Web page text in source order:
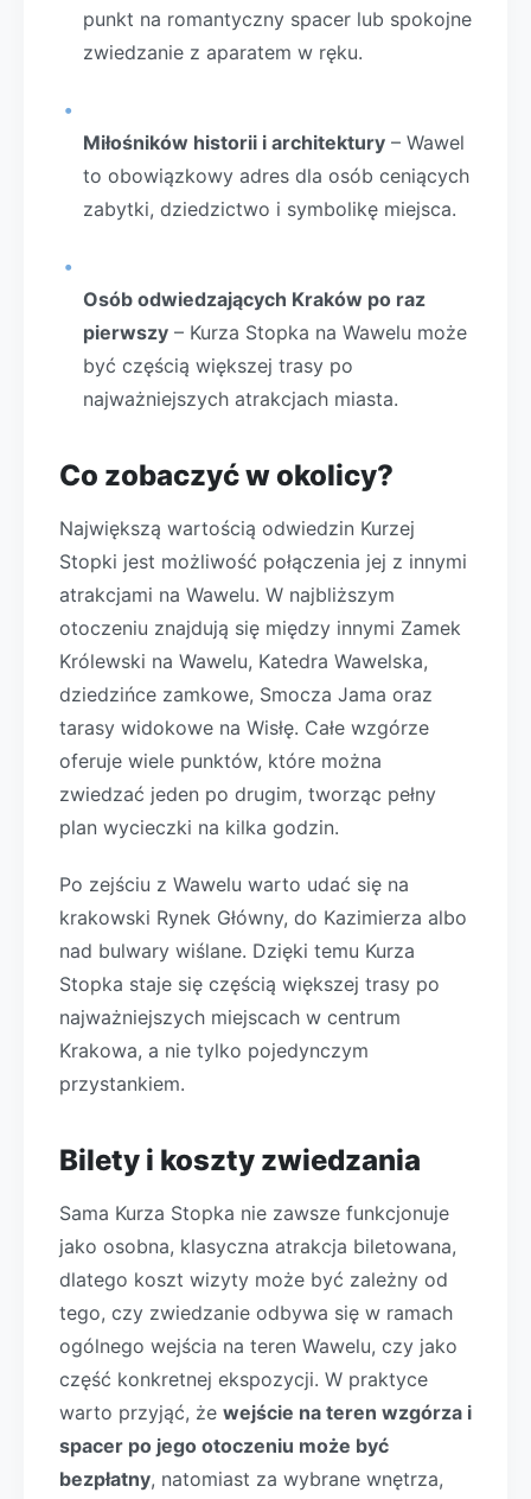
punkt na romantyczny spacer lub spokojne
zwiedzanie z aparatem w ręku.
Miłośników historii i architektury – Wawel
to obowiązkowy adres dla osób ceniących
zabytki, dziedzictwo i symbolikę miejsca.
Osób odwiedzających Kraków po raz
pierwszy – Kurza Stopka na Wawelu może
być częścią większej trasy po
najważniejszych atrakcjach miasta.
Co zobaczyć w okolicy?
Największą wartością odwiedzin Kurzej
Stopki jest możliwość połączenia jej z innymi
atrakcjami na Wawelu. W najbliższym
otoczeniu znajdują się między innymi Zamek
Królewski na Wawelu, Katedra Wawelska,
dziedzińce zamkowe, Smocza Jama oraz
tarasy widokowe na Wisłę. Całe wzgórze
oferuje wiele punktów, które można
zwiedzać jeden po drugim, tworząc pełny
plan wycieczki na kilka godzin.
Po zejściu z Wawelu warto udać się na
krakowski Rynek Główny, do Kazimierza albo
nad bulwary wiślane. Dzięki temu Kurza
Stopka staje się częścią większej trasy po
najważniejszych miejscach w centrum
Krakowa, a nie tylko pojedynczym
przystankiem.
Bilety i koszty zwiedzania
Sama Kurza Stopka nie zawsze funkcjonuje
jako osobna, klasyczna atrakcja biletowana,
dlatego koszt wizyty może być zależny od
tego, czy zwiedzanie odbywa się w ramach
ogólnego wejścia na teren Wawelu, czy jako
część konkretnej ekspozycji. W praktyce
warto przyjąć, że wejście na teren wzgórza i
spacer po jego otoczeniu może być
bezpłatny, natomiast za wybrane wnętrza,